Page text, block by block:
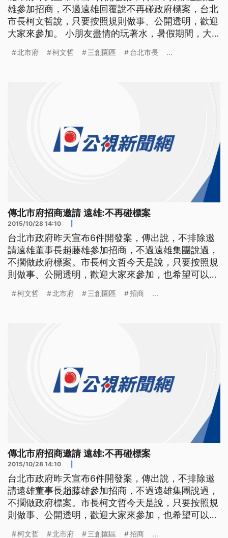
雄參加招商，不過遠雄回覆說不再碰政府標案，台北
市長柯文哲說，只要按照規則做事、公開透明，歡迎
大家來參加。 小朋友盡情的玩著水，暑假期間，大
號開幕，柯文哲就到場視察，由於市府10號要進行開
北市府 柯文哲 三創園區 台北市長 ...
傳北市府招商邀請 遠雄:不再碰標案
2015/10/28 14:10
台北市政府昨天宣布6件開發案，傳出說，不排除邀
請遠雄董事長趙藤雄參加招商，不過遠雄集團說過，
不擱做政府標案。市長柯文哲今天是說，只要按照規
則做事、公開透明，歡迎大家來參加，也希望可以跟
暑假期間，大佳河濱公園變身水上樂園，讓民眾盡情
柯文哲 北市府 三創園區 招商 ...
傳北市府招商邀請 遠雄:不再碰標案
2015/10/28 14:10
台北市政府昨天宣布6件開發案，傳出說，不排除邀
請遠雄董事長趙藤雄參加招商，不過遠雄集團說過，
不擱做政府標案。市長柯文哲今天是說，只要按照規
則做事、公開透明，歡迎大家來參加，也希望可以跟
柯文哲 北市府 三創園區 招商 ...